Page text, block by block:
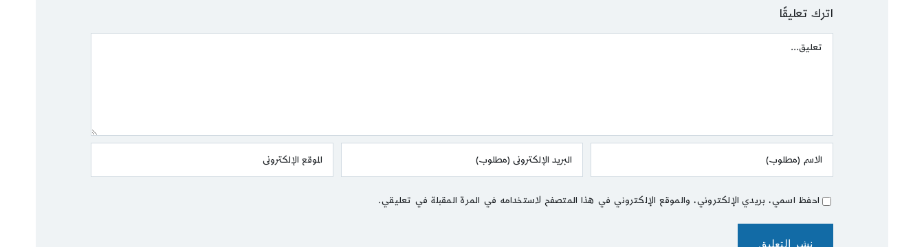
اترك تعليقًا
Comment
احفظ اسمي، بريدي الإلكتروني، والموقع الإلكتروني في هذا المتصفح لاستخدامه في المرة المقبلة في تعليقي.